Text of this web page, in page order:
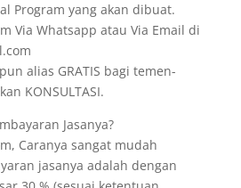
Program yang akan dibuat.
Via Whatsapp atau Via Email di
alias GRATIS bagi temen-
KONSULTASI.
Jasanya?
Caranya sangat mudah
jasanya adalah dengan